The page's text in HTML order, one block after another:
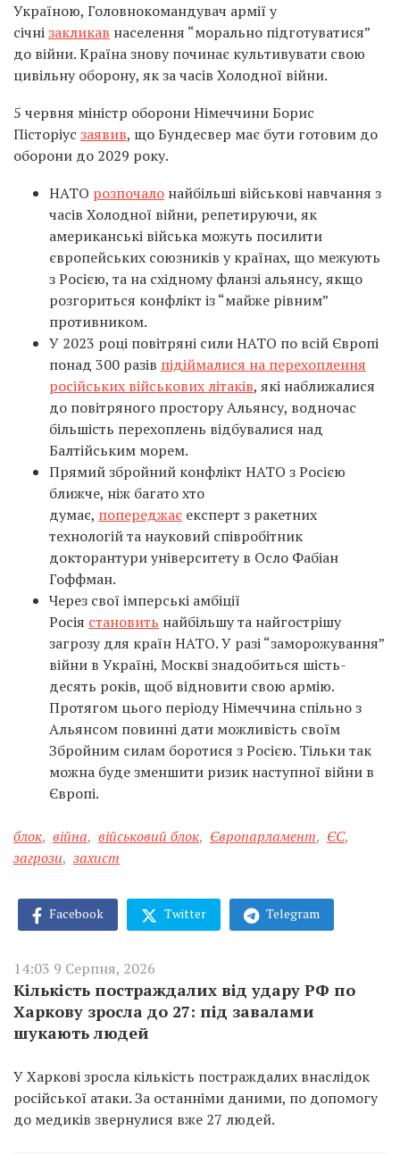
Україною, Головнокомандувач армії у
січнізакликав населення “морально підготуватися”
до війни. Країна знову починає культивувати свою
цивільну оборону, як за часів Холодної війни.
5 червня міністр оборони Німеччини Борис
Пісторіус заявив, що Бундесвер має бути готовим до
оборони до 2029 року.
НАТО розпочало найбільші військові навчання з
часів Холодної війни, репетируючи, як
американські війська можуть посилити
європейських союзників у країнах, що межують
з Росією, та на східному фланзі альянсу, якщо
розгориться конфлікт із “майже рівним”
противником.
У 2023 році повітряні сили НАТО по всій Європі
понад 300 разів підіймалися на перехоплення
російських військових літаків, які наближалися
до повітряного простору Альянсу, водночас
більшість перехоплень відбувалися над
Балтійським морем.
Прямий збройний конфлікт НАТО з Росією
ближче, ніж багато хто
думає, попереджає експерт з ракетних
технологій та науковий співробітник
докторантури університету в Осло Фабіан
Гоффман.
Через свої імперські амбіції
Росія становить найбільшу та найгострішу
загрозу для країн НАТО. У разі “заморожування”
війни в Україні, Москві знадобиться шість-
десять років, щоб відновити свою армію.
Протягом цього періоду Німеччина спільно з
Альянсом повинні дати можливість своїм
Збройним силам боротися з Росією. Тільки так
можна буде зменшити ризик наступної війни в
Європі.
блок, війна, військовий блок, Європарламент, ЄС,
загрози, захист
Facebook Twitter Telegram
14:03 9 Серпня, 2026
Кількість постраждалих від удару РФ по
Харкову зросла до 27: під завалами
шукають людей
У Харкові зросла кількість постраждалих внаслідок
російської атаки. За останніми даними, по допомогу
до медиків звернулися вже 27 людей.